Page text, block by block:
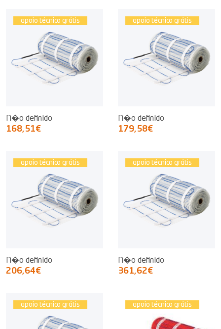
apoio técnico grátis
N�o definido
168,51€
apoio técnico grátis
N�o definido
179,58€
apoio técnico grátis
N�o definido
206,64€
apoio técnico grátis
N�o definido
361,62€
apoio técnico grátis apoio técnico grátis